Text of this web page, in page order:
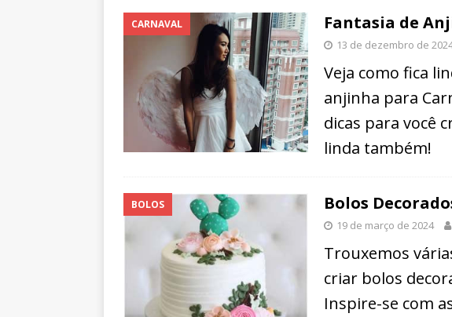
CARNAVAL Fantasia de
13 de dezembro de
Veja como fica
anjinha para
dicas para você
linda também!
BOLOS Bolos
19 de março de 2024
Trouxemos
criar bolos
Inspire-se com